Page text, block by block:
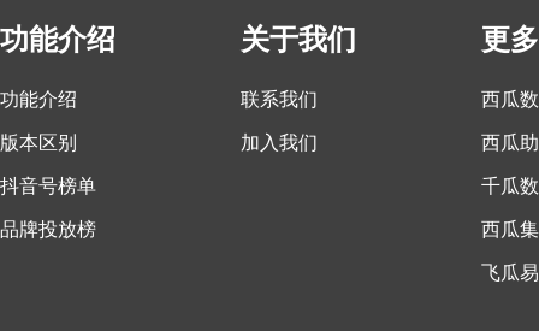
功能介绍
功能介绍
版本区别
抖音号榜单
品牌投放榜
关于我们
联系我们
加入我们
更
西瓜
西瓜
千瓜
西瓜集
飞瓜